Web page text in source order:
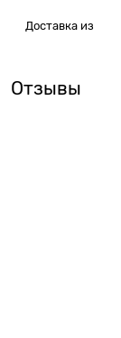
Доставка из
Отзывы